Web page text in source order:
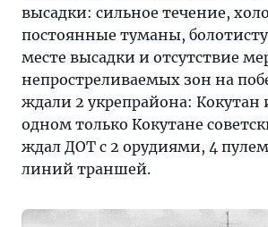
высадки: сильное течение,
постоянные туманы,
месте высадки и отсутствие
непростреливаемых зон на
ждали 2 укрепрайона: Кокутан
одном только Кокутане
ждал ДОТ с 2 орудиями, 4
линий траншей.